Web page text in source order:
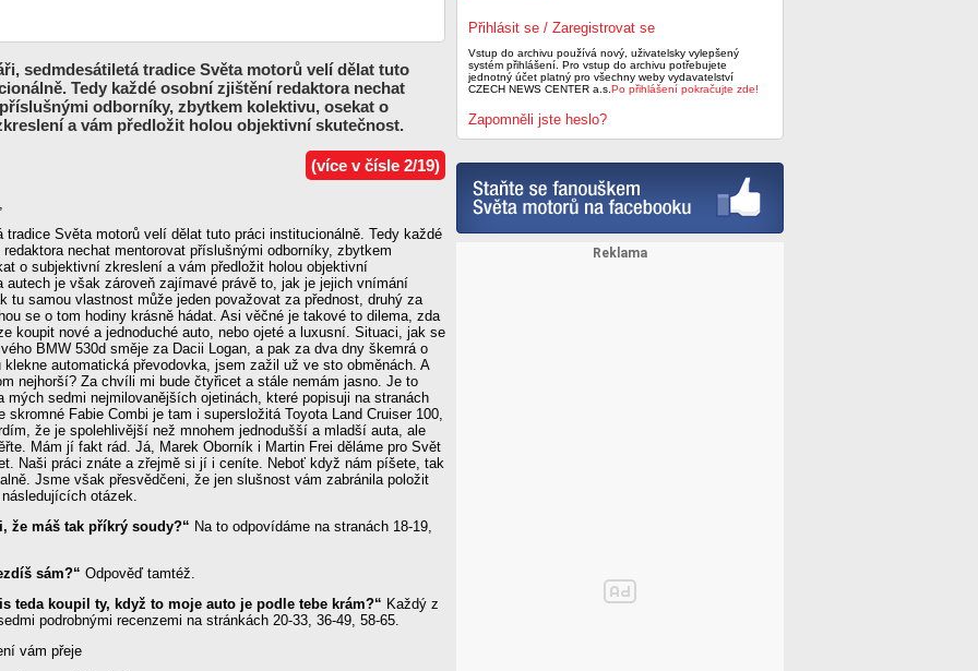
sedmdesátiletá tradice Světa motorů velí dělat tuto
Tedy každé osobní zjištění redaktora nechat
odborníky, zbytkem kolektivu, osekat o
a vám předložit holou objektivní skutečnost.
(více v čísle 2/19)
tradice Světa motorů velí dělat tuto práci institucionálně. Tedy každé
nechat mentorovat příslušnými odborníky, zbytkem
o subjektivní zkreslení a vám předložit holou objektivní
autech je však zároveň zajímavé právě to, jak je jejich vnímání
tu samou vlastnost může jeden považovat za přednost, druhý za
se o tom hodiny krásně hádat. Asi věčné je takové to dilema, zda
koupit nové a jednoduché auto, nebo ojeté a luxusní. Situaci, jak se
BMW 530d směje za Dacii Logan, a pak za dva dny škemrá o
automatická převodovka, jsem zažil už ve sto obměnách. A
nejhorší? Za chvíli mi bude čtyřicet a stále nemám jasno. Je to
mých sedmi nejmilovanějších ojetinách, které popisuji na stranách
skromné Fabie Combi je tam i supersložitá Toyota Land Cruiser 100,
že je spolehlivější než mnohem jednodušší a mladší auta, ale
Mám jí fakt rád. Já, Marek Oborník i Martin Frei děláme pro Svět
Naši práci znáte a zřejmě si jí i ceníte. Neboť když nám píšete, tak
Jsme však přesvědčeni, že jen slušnost vám zabránila položit
otázek.
že máš tak příkrý soudy?“ Na to odpovídáme na stranách 18-19,
sám?“ Odpověď tamtéž.
teda koupil ty, když to moje auto je podle tebe krám?“ Každý z
podrobnými recenzemi na stránkách 20-33, 36-49, 58-65.
vám přeje
Přihlásit se / Zaregistrovat se
Vstup do archivu používá nový, uživatelsky vylepšený
systém přihlášení. Pro vstup do archivu potřebujete
jednotný účet platný pro všechny weby vydavatelství
CZECH NEWS CENTER a.s. Po přihlášení pokračujte zde!
Zapomněli jste heslo?